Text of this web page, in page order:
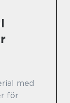
med
för